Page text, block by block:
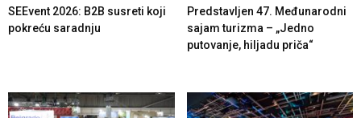
SEEvent 2026: B2B susreti koji
pokreću saradnju
Predstavljen 47. Međunarodni
sajam turizma – „Jedno
putovanje, hiljadu priča“